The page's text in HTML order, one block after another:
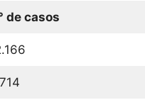
de casos